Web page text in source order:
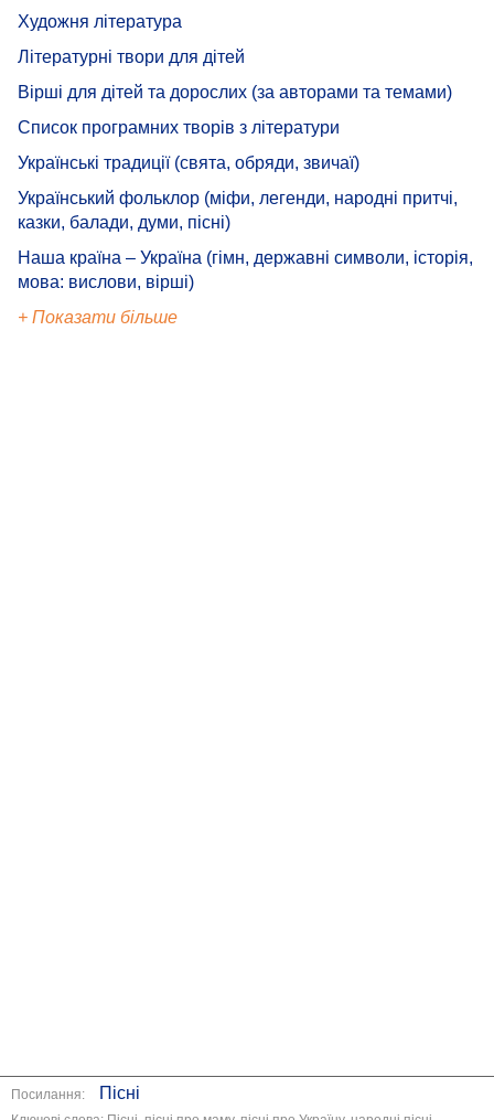
Художня література
Літературні твори для дітей
Вірші для дітей та дорослих (за авторами та темами)
Список програмних творів з літератури
Українські традиції (свята, обряди, звичаї)
Український фольклор (міфи, легенди, народні притчі,
казки, балади, думи, пісні)
Наша країна – Україна (гімн, державні символи, історія,
мова: вислови, вірші)
+ Показати більше
Посилання: Пісні